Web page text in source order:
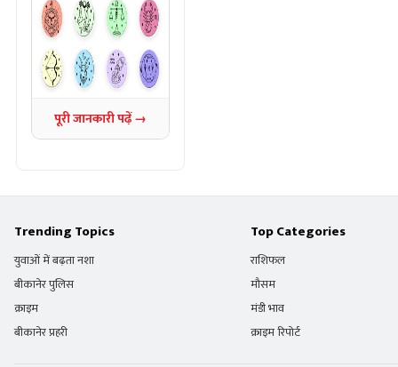
पूरी जानकारी पढ़ें →
Trending Topics
युवाओं में बढ़ता नशा
बीकानेर पुलिस
क्राइम
बीकानेर प्रहरी
Top Categories
राशिफल
मौसम
मंडी भाव
क्राइम रिपोर्ट